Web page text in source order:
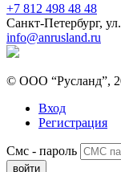
+7 812 498 48 48
Санкт-Петербург,
info@anrusland.ru
© ООО “Русланд”,
Вход
Регистрация
Смс - пароль